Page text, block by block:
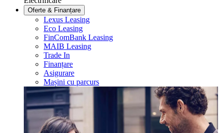
Oferte & Finanțare
Lexus Leasing
Eco Leasing
FinComBank Leasing
MAIB Leasing
Trade In
Finanțare
Asigurare
Mașini cu parcurs